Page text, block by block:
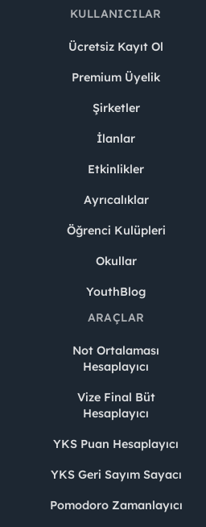
KULLANICILAR
Ücretsiz Kayıt Ol
Premium Üyelik
Şirketler
İlanlar
Etkinlikler
Ayrıcalıklar
Öğrenci Kulüpleri
Okullar
YouthBlog
ARAÇLAR
Not Ortalaması
Hesaplayıcı
Vize Final Büt
Hesaplayıcı
YKS Puan Hesaplayıcı
YKS Geri Sayım Sayacı
Pomodoro Zamanlayıcı